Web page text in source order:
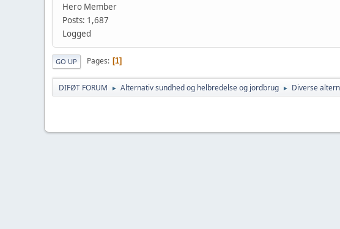
Hero Member
Posts: 1,687
Logged
GO UP Pages 1
DIFØT FORUM ► Alternativ sundhed og helbredelse og jordbrug ► Diverse